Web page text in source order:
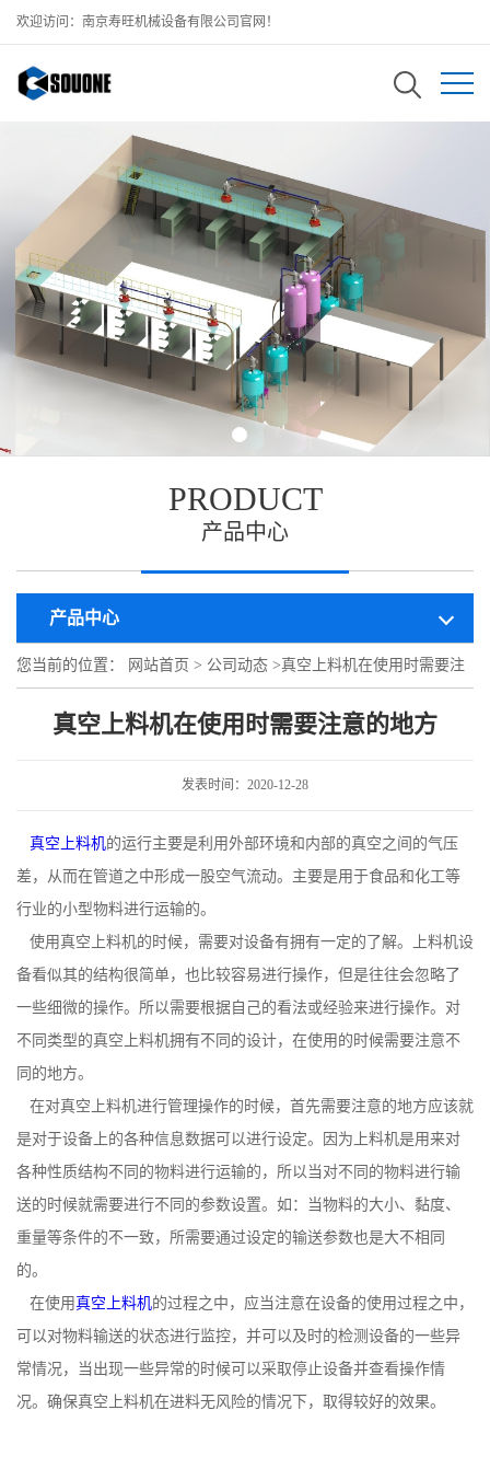
欢迎访问：南京寿旺机械设备有限公司官网！
PRODUCT
产品中心
产品中心
您当前的位置： 网站首页 > 公司动态 >真空上料机在使用时需要注
意的地方
真空上料机在使用时需要注意的地方
发表时间：2020-12-28
真空上料机的运行主要是利用外部环境和内部的真空之间的气压
差，从而在管道之中形成一股空气流动。主要是用于食品和化工等
行业的小型物料进行运输的。
使用真空上料机的时候，需要对设备有拥有一定的了解。上料机设
备看似其的结构很简单，也比较容易进行操作，但是往往会忽略了
一些细微的操作。所以需要根据自己的看法或经验来进行操作。对
不同类型的真空上料机拥有不同的设计，在使用的时候需要注意不
同的地方。
在对真空上料机进行管理操作的时候，首先需要注意的地方应该就
是对于设备上的各种信息数据可以进行设定。因为上料机是用来对
各种性质结构不同的物料进行运输的，所以当对不同的物料进行输
送的时候就需要进行不同的参数设置。如：当物料的大小、黏度、
重量等条件的不一致，所需要通过设定的输送参数也是大不相同
的。
在使用真空上料机的过程之中，应当注意在设备的使用过程之中，
可以对物料输送的状态进行监控，并可以及时的检测设备的一些异
常情况，当出现一些异常的时候可以采取停止设备并查看操作情
况。确保真空上料机在进料无风险的情况下，取得较好的效果。